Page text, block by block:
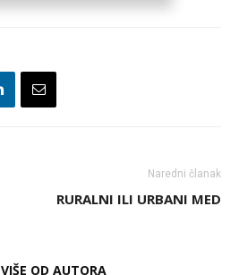
Naredni članak
RURALNI ILI URBANI MED
VIŠE OD AUTORA